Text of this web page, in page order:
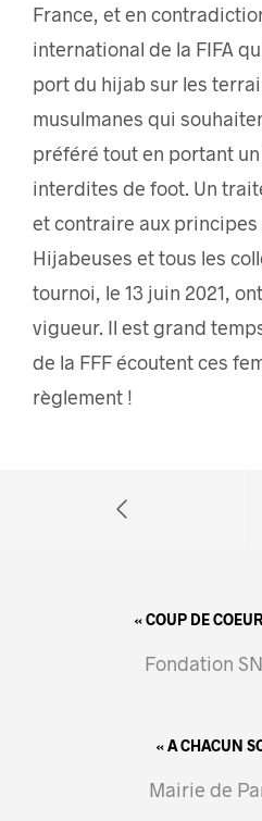
France, et en
international de la FIFA
port du hijab sur les
musulmanes qui
préféré tout en portant
interdites de foot. Un
et contraire aux principes
Hijabeuses et tous les
tournoi, le 13 juin 2021,
vigueur. Il est grand
de la FFF écoutent ces
règlement !
« COUP DE
Fondation
« A CHACUN
Mairie de